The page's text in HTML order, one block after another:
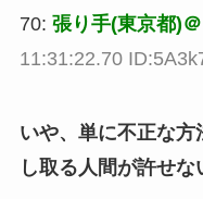
70: 張り手(東京都)
11:31:22.70
いや、単に不正な
し取る人間が許せな